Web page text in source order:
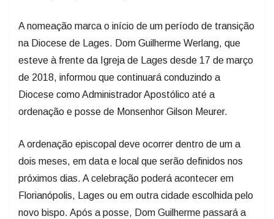
A nomeação marca o início de um período de transição
na Diocese de Lages. Dom Guilherme Werlang, que
esteve à frente da Igreja de Lages desde 17 de março
de 2018, informou que continuará conduzindo a
Diocese como Administrador Apostólico até a
ordenação e posse de Monsenhor Gilson Meurer.
A ordenação episcopal deve ocorrer dentro de um a
dois meses, em data e local que serão definidos nos
próximos dias. A celebração poderá acontecer em
Florianópolis, Lages ou em outra cidade escolhida pelo
novo bispo. Após a posse, Dom Guilherme passará a